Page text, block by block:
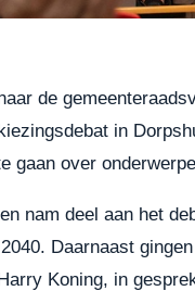
de
in
gaan over
nam deel aan het
Daarnaast
Koning, in